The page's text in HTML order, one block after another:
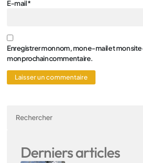
E-mail*
Enregistrer mon nom, mon e-mail et mon
mon prochain commentaire.
Derniers articles